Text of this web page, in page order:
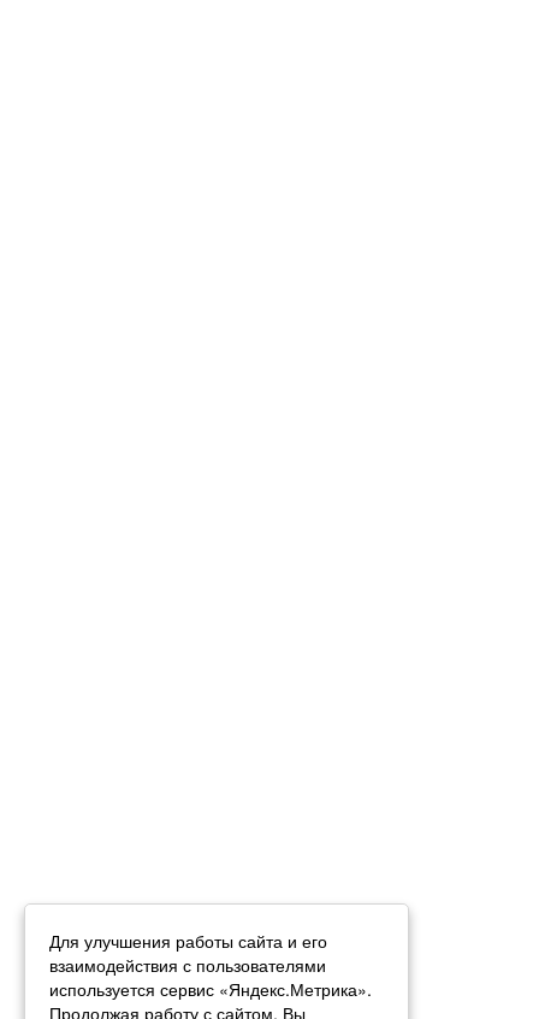
Для улучшения работы сайта и его
взаимодействия с пользователями
используется сервис «Яндекс.Метрика».
Продолжая работу с сайтом, Вы